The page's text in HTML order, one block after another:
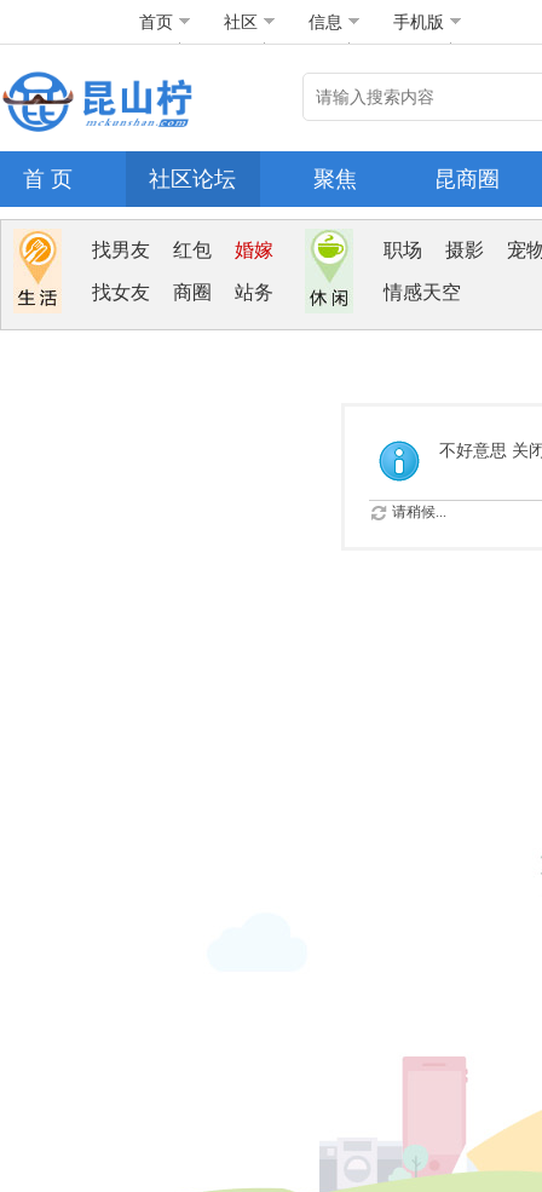
首页 社区 信息 手机版
首 页 社区论坛 聚焦 昆商圈
找男友 红包 婚嫁
找女友 商圈 站务
职场 摄影 宠
情感天空
不好意思 关
请稍候...